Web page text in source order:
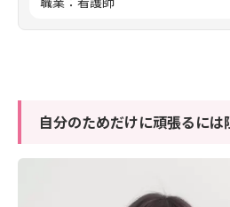
自分のためだけに頑張るには